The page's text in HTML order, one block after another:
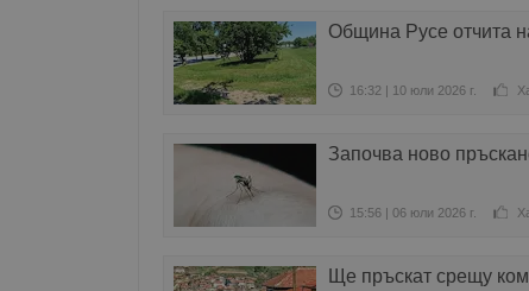
Община Русе отчита
16:32 | 10 юли 2026 г.
Започва ново
15:56 | 06 юли 2026 г.
Ще пръскат срещу